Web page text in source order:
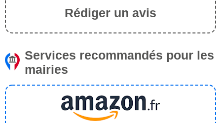
Rédiger un avis
Services recommandés pour les
mairies